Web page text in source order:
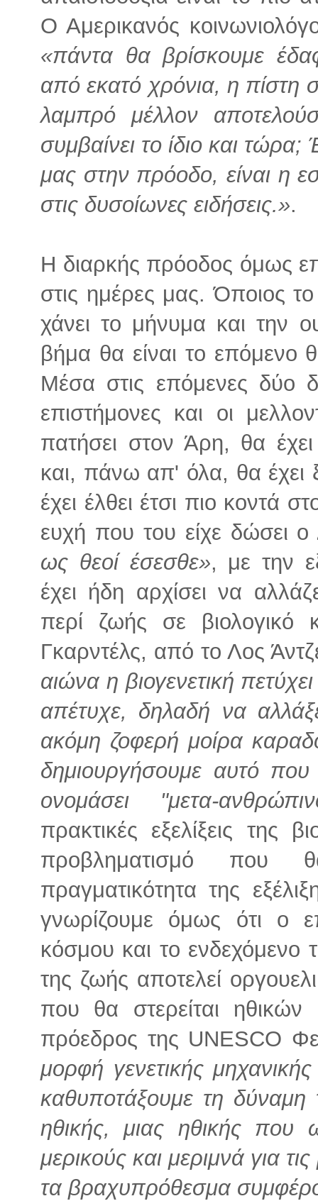
Ο Αμερικανός
«πάντα θα βρίσκουμε
από εκατό χρόνια, η πίστη
λαμπρό μέλλον
συμβαίνει το ίδιο και
μας στην πρόοδο, είναι η
στις δυσοίωνες ειδήσεις.».
Η διαρκής πρόοδος όμως
στις ημέρες μας. Όποιος το
χάνει το μήνυμα και την
βήμα θα είναι το επόμενο
Μέσα στις επόμενες δύο
επιστήμονες και οι
πατήσει στον Άρη, θα έχει
και, πάνω απ' όλα, θα έχει
έχει έλθει έτσι πιο κοντά
ευχή που του είχε δώσει
ως θεοί έσεσθε», με την
έχει ήδη αρχίσει να
περί ζωής σε βιολογικό
Γκαρντέλς, από το Λος
αιώνα η βιογενετική
απέτυχε, δηλαδή να
ακόμη ζοφερή μοίρα
δημιουργήσουμε αυτό
ονομάσει "μετα-
πρακτικές εξελίξεις της
προβληματισμό που
πραγματικότητα της
γνωρίζουμε όμως ότι ο
κόσμου και το ενδεχόμενο
της ζωής αποτελεί
που θα στερείται
πρόεδρος της UNESCO
μορφή γενετικής
καθυποτάξουμε τη δύναμη
ηθικής, μιας ηθικής που
μερικούς και μεριμνά για
τα βραχυπρόθεσμα